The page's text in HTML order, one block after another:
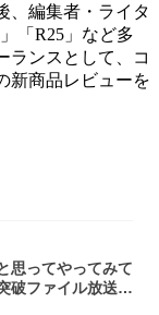
、編集者・ライタ
「R25」など多
ランスとして、コ
新商品レビューを
思ってやってみて
破ファイル放送で